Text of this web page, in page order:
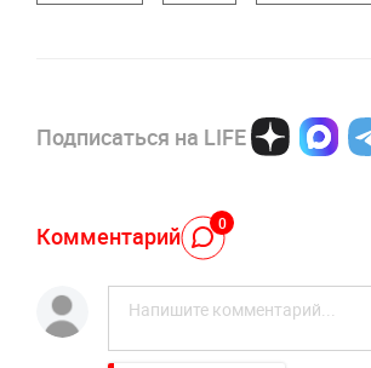
Подписаться на LIFE
Комментарий 0